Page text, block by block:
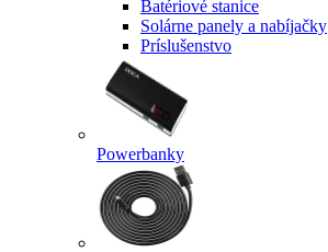
Batériové stanice
Solárne panely a nabíjačky
Príslušenstvo
Powerbanky